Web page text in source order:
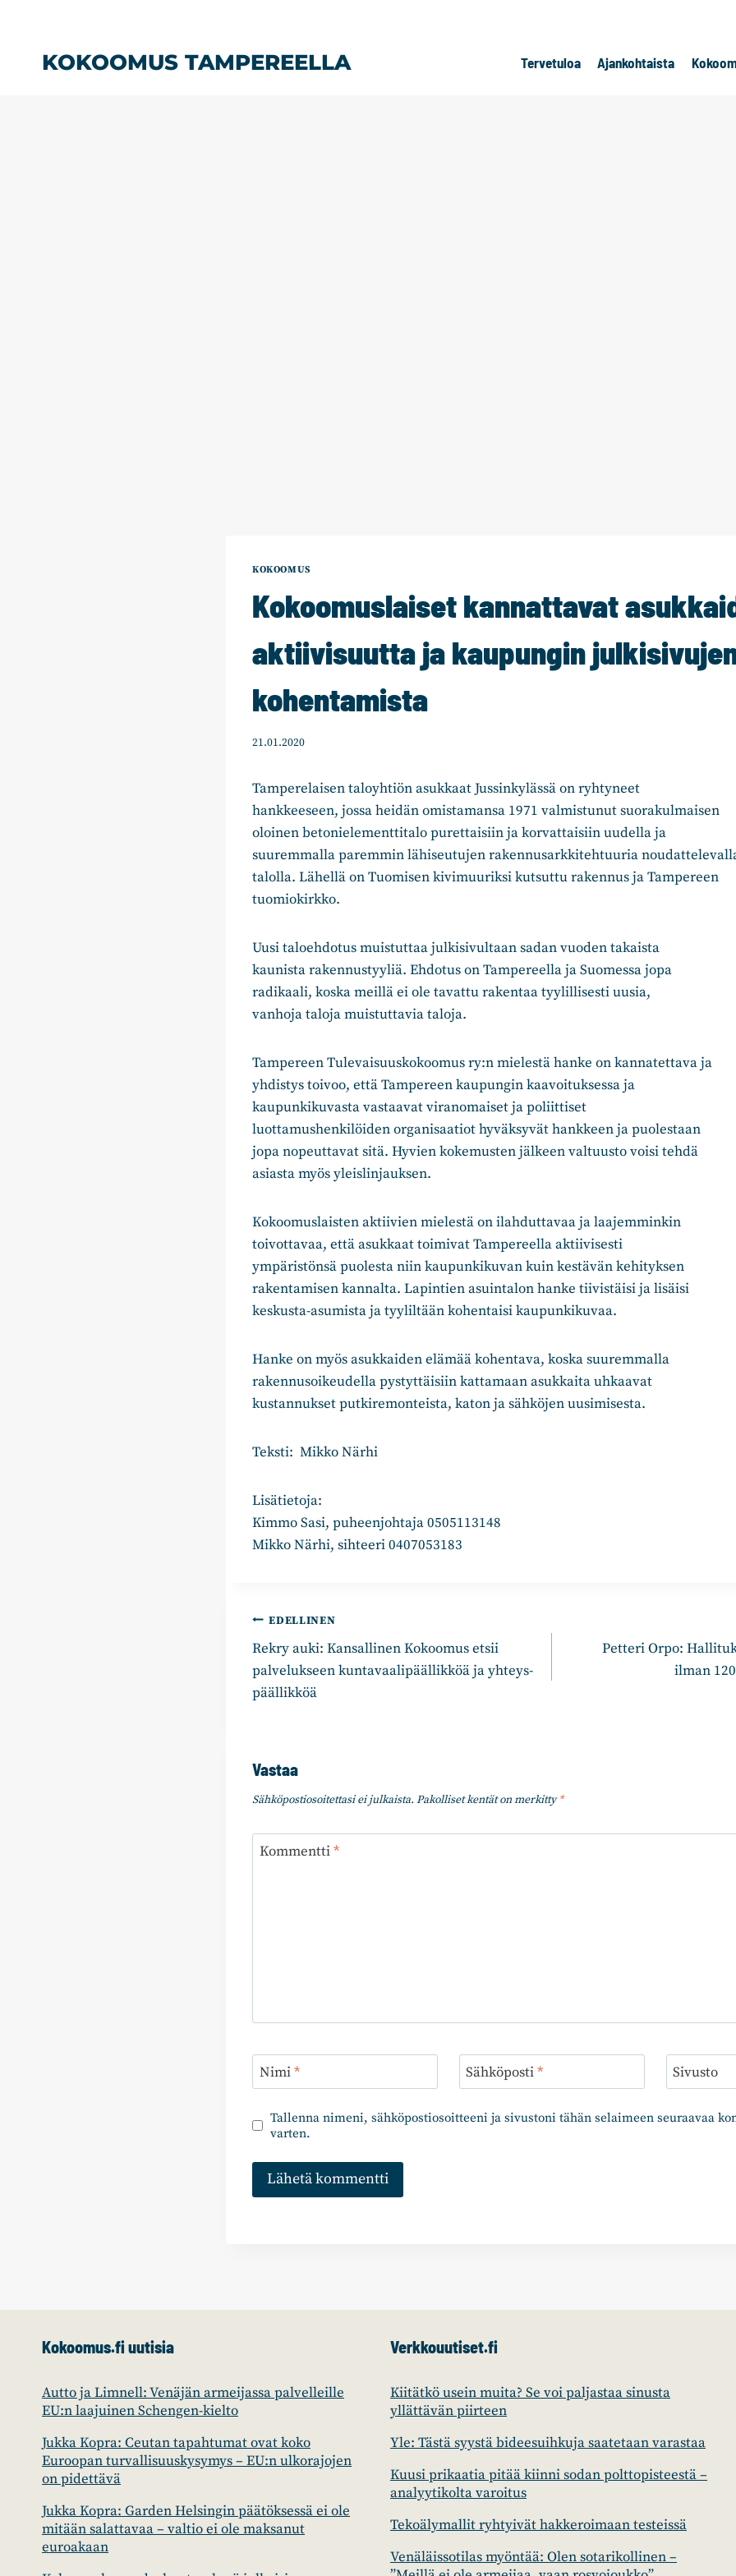
KOKOOMUS TAMPEREELLA Tervetuloa Ajankohtaista
KOKOOMUS
Kokoomuslaiset kannattavat
aktiivisuutta ja kaupungin
kohentamista
21.01.2020
Tamperelaisen taloyhtiön asukkaat Jussinkylässä on ryhtyneet
hankkeeseen, jossa heidän omistamansa 1971 valmistunut suorakulmaisen
oloinen betonielementtitalo purettaisiin ja korvattaisiin uudella ja
suuremmalla paremmin lähiseutujen rakennusarkkitehtuuria
talolla. Lähellä on Tuomisen kivimuuriksi kutsuttu rakennus ja Tampereen
tuomiokirkko.
Uusi taloehdotus muistuttaa julkisivultaan sadan vuoden takaista
kaunista rakennustyyliä. Ehdotus on Tampereella ja Suomessa jopa
radikaali, koska meillä ei ole tavattu rakentaa tyylillisesti uusia,
vanhoja taloja muistuttavia taloja.
Tampereen Tulevaisuuskokoomus ry:n mielestä hanke on kannatettava ja
yhdistys toivoo, että Tampereen kaupungin kaavoituksessa ja
kaupunkikuvasta vastaavat viranomaiset ja poliittiset
luottamushenkilöiden organisaatiot hyväksyvät hankkeen ja puolestaan
jopa nopeuttavat sitä. Hyvien kokemusten jälkeen valtuusto voisi tehdä
asiasta myös yleislinjauksen.
Kokoomuslaisten aktiivien mielestä on ilahduttavaa ja laajemminkin
toivottavaa, että asukkaat toimivat Tampereella aktiivisesti
ympäristönsä puolesta niin kaupunkikuvan kuin kestävän kehityksen
rakentamisen kannalta. Lapintien asuintalon hanke tiivistäisi ja lisäisi
keskusta-asumista ja tyyliltään kohentaisi kaupunkikuvaa.
Hanke on myös asukkaiden elämää kohentava, koska suuremmalla
rakennusoikeudella pystyttäisiin kattamaan asukkaita uhkaavat
kustannukset putkiremonteista, katon ja sähköjen uusimisesta.
Teksti: Mikko Närhi
Lisätietoja:
Kimmo Sasi, puheenjohtaja 0505113148
Mikko Närhi, sihteeri 0407053183
Artikkelien
selaus
EDELLINEN
Rekry auki: Kansallinen Kokoomus etsii
palve­luk­seen kunta­vaa­li­pääl­lik­köä ja yhteys­
pääl­lik­köä
Petteri Orpo:
ilman
Vastaa
Sähköpostiosoitettasi ei julkaista. Pakolliset kentät on merkitty*
Kommentti*
Nimi* Sähköposti* Sivusto
Tallenna nimeni, sähköpostiosoitteeni ja sivustoni tähän selaimeen seuraavaa
varten.
Kokoomus.fi uutisia
Autto ja Limnell: Venäjän armeijassa palvelleille
EU:n laajuinen Schengen-kielto
Jukka Kopra: Ceutan tapahtumat ovat koko
Euroopan turvallisuuskysymys – EU:n ulkorajojen
on pidettävä
Jukka Kopra: Garden Helsingin päätöksessä ei ole
mitään salattavaa – valtio ei ole maksanut
euroakaan
Verkkouutiset.fi
Kiitätkö usein muita? Se voi paljastaa sinusta
yllättävän piirteen
Yle: Tästä syystä bideesuihkuja saatetaan varastaa
Kuusi prikaatia pitää kiinni sodan polttopisteestä –
analyytikolta varoitus
Tekoälymallit ryhtyivät hakkeroimaan testeissä
Venäläissotilas myöntää: Olen sotarikollinen –